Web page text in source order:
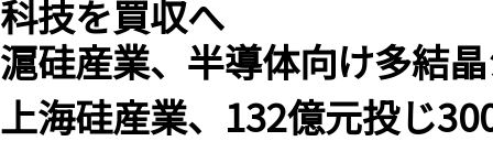
科技を買収へ
滬硅産業、半導体向け多結
上海硅産業、132億元投じ